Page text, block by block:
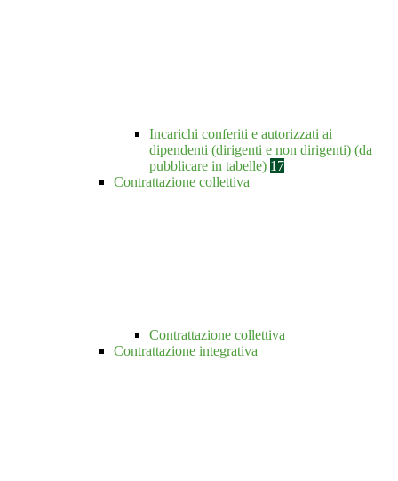
Incarichi conferiti e autorizzati ai
dipendenti (dirigenti e non dirigenti) (da
pubblicare in tabelle) 17
Contrattazione collettiva
Contrattazione collettiva
Contrattazione integrativa